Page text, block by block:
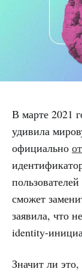
В марте 2021
удивила
официально
сможет
заявила, что
identity-
Значит ли